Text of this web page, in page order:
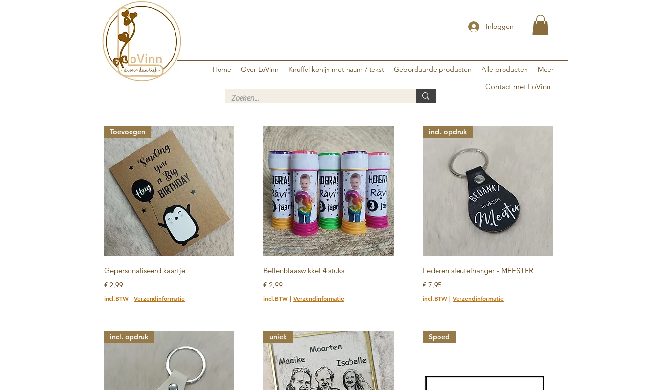
Inloggen
Home Over LoVinn Knuffel konijn met naam / tekst Geborduurde producten Alle producten Meer
Contact met LoVinn
Snel overzicht
Toevoegen
Gepersonaliseerd kaartje
Prijs
€ 2,99
incl.BTW | Verzendinformatie
Snel overzicht
Bellenblaaswikkel 4 stuks
Prijs
€ 2,99
incl.BTW | Verzendinformatie
Snel overzicht
incl. opdruk
Lederen sleutelhanger - MEESTER
Prijs
€ 7,95
incl.BTW | Verzendinformatie
incl. opdruk uniek Spoed